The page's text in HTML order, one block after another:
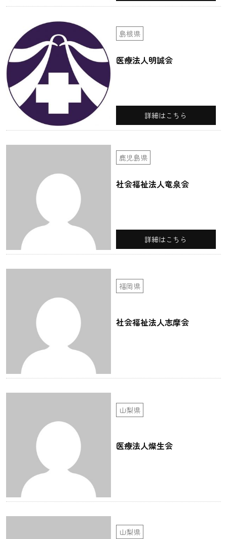
島根県
医療法人明誠会
詳細はこちら
鹿児島県
社会福祉法人竜泉会
詳細はこちら
福岡県
社会福祉法人志摩会
山梨県
医療法人燦生会
山梨県